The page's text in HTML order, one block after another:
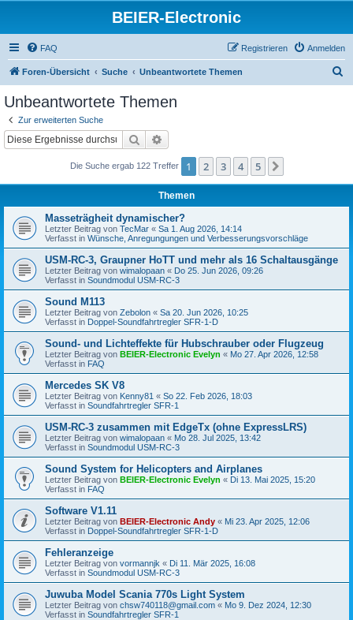
BEIER-Electronic
FAQ Anmelden
Registrieren
Foren-Übersicht Suche Unbeantwortete Themen
Unbeantwortete Themen
Zur erweiterten Suche
Suche
Die Suche ergab 122 Treffer 1 2 3 4 5
Themen
Masseträgheit dynamischer?
Letzter Beitrag von TecMar « Sa 1. Aug 2026, 14:14
Verfasst in Wünsche, Anregungungen und Verbesserungsvorschläge
USM-RC-3, Graupner HoTT und mehr als 16 Schaltausgänge
Letzter Beitrag von wimalopaan « Do 25. Jun 2026, 09:26
Verfasst in Soundmodul USM-RC-3
Sound M113
Letzter Beitrag von Zebolon « Sa 20. Jun 2026, 10:25
Verfasst in Doppel-Soundfahrtregler SFR-1-D
Sound- und Lichteffekte für Hubschrauber oder Flugzeug
Letzter Beitrag von BEIER-Electronic Evelyn « Mo 27. Apr 2026, 12:58
Verfasst in FAQ
Mercedes SK V8
Letzter Beitrag von Kenny81 « So 22. Feb 2026, 18:03
Verfasst in Soundfahrtregler SFR-1
USM-RC-3 zusammen mit EdgeTx (ohne ExpressLRS)
Letzter Beitrag von wimalopaan « Mo 28. Jul 2025, 13:42
Verfasst in Soundmodul USM-RC-3
Sound System for Helicopters and Airplanes
Letzter Beitrag von BEIER-Electronic Evelyn « Di 13. Mai 2025, 15:20
Verfasst in FAQ
Software V1.11
Letzter Beitrag von BEIER-Electronic Andy « Mi 23. Apr 2025, 12:06
Verfasst in Doppel-Soundfahrtregler SFR-1-D
Fehleranzeige
Letzter Beitrag von vormannjk « Di 11. Mär 2025, 16:08
Verfasst in Soundmodul USM-RC-3
Juwuba Model Scania 770s Light System
Letzter Beitrag von chsw740118@gmail.com « Mo 9. Dez 2024, 12:30
Verfasst in Soundfahrtregler SFR-1